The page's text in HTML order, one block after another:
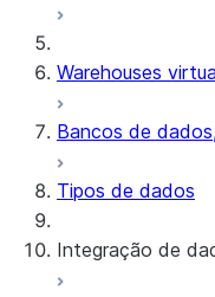
Warehouses
Bancos de
Tipos de dados
Integração de